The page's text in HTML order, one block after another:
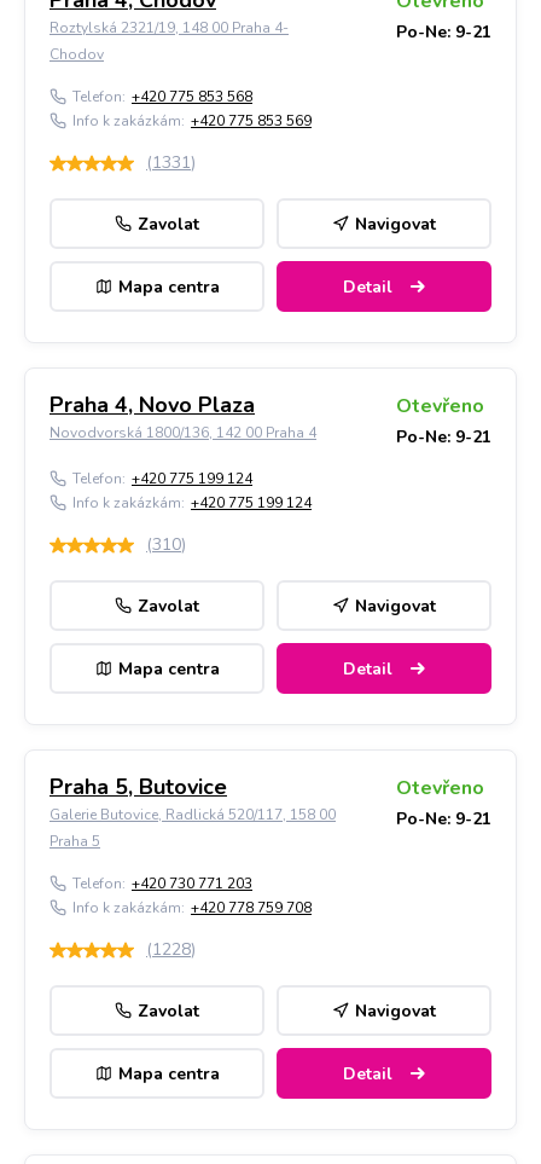
Roztylská 2321/19, 148 00 Praha 4-
Chodov
Po-Ne: 9-21
Telefon: +420 775 853 568
Info k zakázkám: +420 775 853 569
(1331)
Zavolat Navigovat
Mapa centra Detail
Praha 4, Novo Plaza
Novodvorská 1800/136, 142 00 Praha 4
Otevřeno
Po-Ne: 9-21
Telefon: +420 775 199 124
Info k zakázkám: +420 775 199 124
(310)
Zavolat Navigovat
Mapa centra Detail
Praha 5, Butovice
Galerie Butovice, Radlická 520/117, 158 00
Praha 5
Otevřeno
Po-Ne: 9-21
Telefon: +420 730 771 203
Info k zakázkám: +420 778 759 708
(1228)
Zavolat Navigovat
Mapa centra Detail